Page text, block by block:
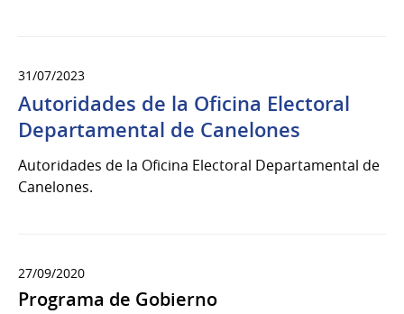
31/07/2023
Autoridades de la Oficina Electoral
Departamental de Canelones
Autoridades de la Oficina Electoral Departamental de
Canelones.
27/09/2020
Programa de Gobierno